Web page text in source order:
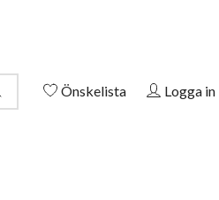
Önskelista Logga in